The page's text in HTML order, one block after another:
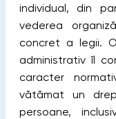
individual, din
vederea
concret a legii.
administrativ îl
caracter
vătămat un
persoane,